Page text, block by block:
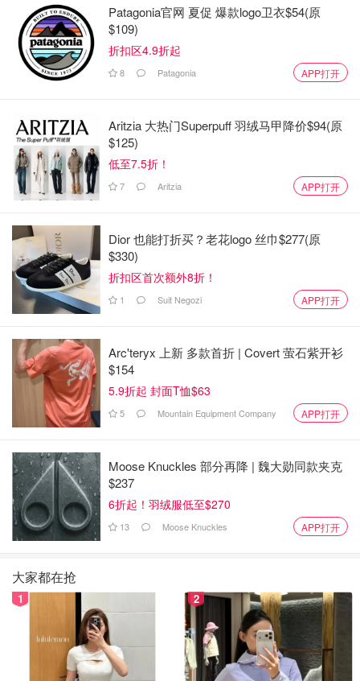
Patagonia官网 夏促 爆款logo卫衣$54(原
$109)
折扣区4.9折起
8 Patagonia APP打开
Aritzia 大热门Superpuff 羽绒马甲降价$94(原
$125)
低至7.5折！
7 Aritzia APP打开
Dior 也能打折买？老花logo 丝巾$277(原
$330)
折扣区首次额外8折！
1 Suit Negozi APP打开
Arc'teryx 上新 多款首折 | Covert 萤石紫开衫
$154
5.9折起 封面T恤$63
5 Mountain Equipment Company APP打开
Moose Knuckles 部分再降 | 魏大勋同款夹克
$237
6折起！羽绒服低至$270
13 Moose Knuckles APP打开
大家都在抢
1 2